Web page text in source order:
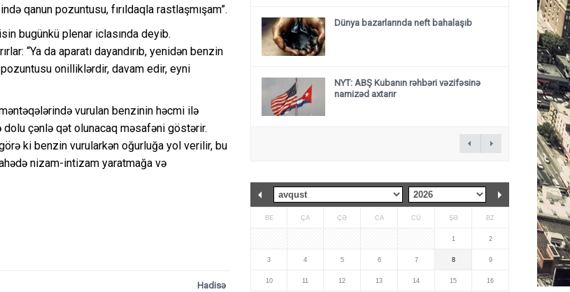
qanun pozuntusu, fırıldaqla rastlaşmışam”.
bugünkü plenar iclasında deyib.
“Ya da aparatı dayandırıb, yenidən benzin
pozuntusu onilliklərdir, davam edir, eyni
vurulan benzinin həcmi ilə
çənlə qət olunacaq məsafəni göstərir.
ki benzin vurularkən oğurluğa yol verilir, bu
nizam-intizam yaratmağa və
Hadisə
Dünya bazarlarında neft bahalaşıb
NYT: ABŞ Kubanın rəhbəri vəzifəsinə
namizəd axtarır
BE ÇA ÇƏ CA CÜ ŞƏ BZ
1 2
3 4 5 6 7 8 9
10 11 12 13 14 15 16